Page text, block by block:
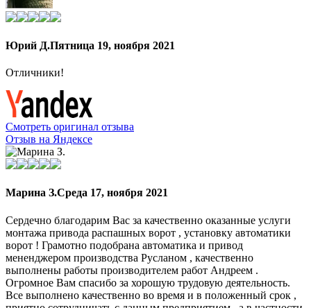
Юрий Д.Пятница 19, ноября 2021
Отличники!
Смотреть оригинал отзыва
Отзыв на Яндексе
Марина З.Среда 17, ноября 2021
Сердечно благодарим Вас за качественно оказанные услуги
монтажа привода распашных ворот , установку автоматики
ворот ! Грамотно подобрана автоматика и привод
мененджером производства Русланом , качественно
выполнены работы производителем работ Андреем .
Огромное Вам спасибо за хорошую трудовую деятельность.
Все выполнено качественно во время и в положенный срок ,